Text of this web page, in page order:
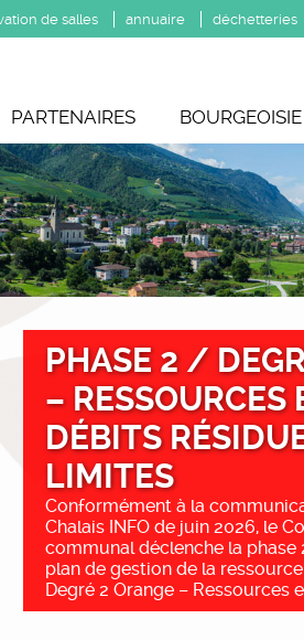
de salles annuaire déchetteries
PARTENAIRES BOURGEOISIE
PHASE 2 /
– RESSOURCES
DÉBITS
LIMITES
Conformément à la
Chalais INFO de juin 2026, le
communal déclenche la phase
plan de gestion de la ressource
Degré 2 Orange – Ressources